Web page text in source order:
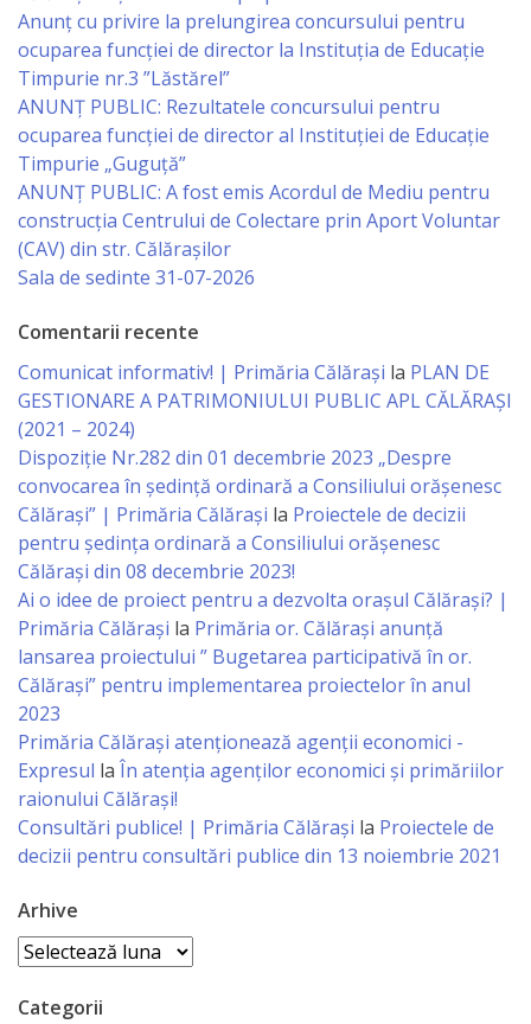
Specialist
în
Construcţii,
Gospodărie
Comunală
şi
Specialist
în
Problemele
Antreprenoriat,
Business
şi
Comerţ
Specialist
în
Problemele
Tineretului
şi
Specialist
pentru
Anunț cu privire la prelungirea concursului pentru
ocuparea funcţiei de director la Instituția de Educație
Timpurie nr.3 ”Lăstărel”
ANUNȚ PUBLIC: Rezultatele concursului pentru
ocuparea funcției de director al Instituției de Educație
Timpurie „Guguță”
ANUNȚ PUBLIC: A fost emis Acordul de Mediu pentru
construcția Centrului de Colectare prin Aport Voluntar
(CAV) din str. Călărașilor
Sala de sedinte 31-07-2026
Comentarii recente
Comunicat informativ! | Primăria Călărași la PLAN DE
GESTIONARE A PATRIMONIULUI PUBLIC APL CĂLĂRAȘI
(2021 – 2024)
Dispoziție Nr.282 din 01 decembrie 2023 „Despre
convocarea în ședință ordinară a Consiliului orășenesc
Călărași” | Primăria Călărași la Proiectele de decizii
pentru ședința ordinară a Consiliului orășenesc
Călărași din 08 decembrie 2023!
Ai o idee de proiect pentru a dezvolta orașul Călărași? |
Primăria Călărași la Primăria or. Călărași anunță
lansarea proiectului ” Bugetarea participativă în or.
Călărași” pentru implementarea proiectelor în anul
2023
Primăria Călăraşi atenţionează agenţii economici -
Expresul la În atenția agenților economici și primăriilor
raionului Călărași!
Consultări publice! | Primăria Călărași la Proiectele de
decizii pentru consultări publice din 13 noiembrie 2021
Arhive
Arhive
Categorii